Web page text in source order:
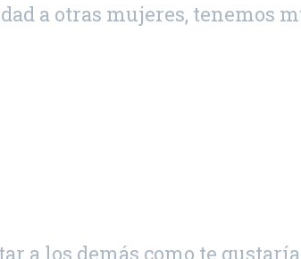
a otras mujeres, tenemos
a los demás como te